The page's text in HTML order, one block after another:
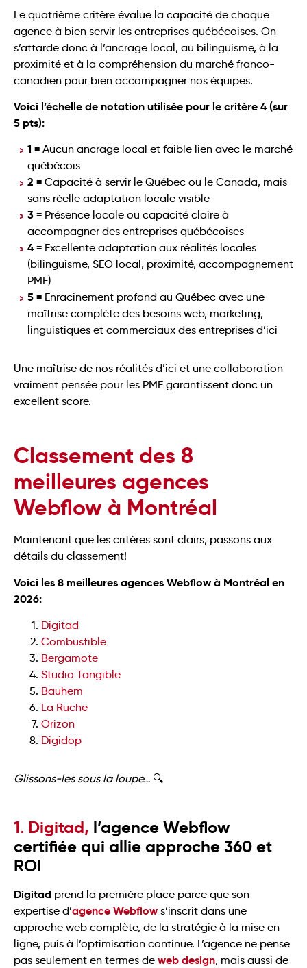
Le quatrième critère évalue la capacité de chaque
agence à bien servir les entreprises québécoises. On
s’attarde donc à l’ancrage local, au bilinguisme, à la
proximité et à la compréhension du marché franco-
canadien pour bien accompagner nos équipes.
Voici l’échelle de notation utilisée pour le critère 4 (sur
5 pts):
1 = Aucun ancrage local et faible lien avec le marché
québécois
2 = Capacité à servir le Québec ou le Canada, mais
sans réelle adaptation locale visible
3 = Présence locale ou capacité claire à
accompagner des entreprises québécoises
4 = Excellente adaptation aux réalités locales
(bilinguisme, SEO local, proximité, accompagnement
PME)
5 = Enracinement profond au Québec avec une
maîtrise complète des besoins web, marketing,
linguistiques et commerciaux des entreprises d’ici
Une maîtrise de nos réalités d’ici et une collaboration
vraiment pensée pour les PME garantissent donc un
excellent score.
Classement des 8
meilleures agences
Webflow à Montréal
Maintenant que les critères sont clairs, passons aux
détails du classement!
Voici les 8 meilleures agences Webflow à Montréal en
2026:
Digitad
Combustible
Bergamote
Studio Tangible
Bauhem
La Ruche
Orizon
Digidop
Glissons-les sous la loupe… 🔍
1. Digitad, l’agence Webflow
certifiée qui allie approche 360 et
ROI
Digitad prend la première place parce que son
expertise d’agence Webflow s’inscrit dans une
approche web complète, de la stratégie à la mise en
ligne, puis à l’optimisation continue. L’agence ne pense
pas seulement en termes de web design, mais aussi de